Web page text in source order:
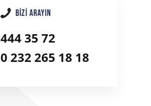
BIZI ARAYIN
444 35 72
0 232 265 18 18